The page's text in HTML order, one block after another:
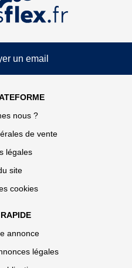
un email
nous ?
de vente
légales
site
cookies
annonce
légales